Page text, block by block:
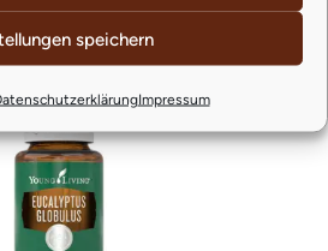
speichern
Impressum